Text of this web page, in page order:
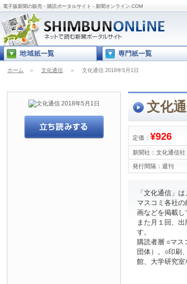
電子版新聞の販売・購読ポータルサイト - 新聞オンライン.COM
ホーム ＞ 文化通信 ＞ 文化通信 2018年5月1日
文化
定価： ¥926
新聞社： 文化通信社
発行間隔： 週刊
「文化通信」
マスコミ各社
画などを掲載し
また月１回、
す。
購読者層 ○マス
団体）。○印刷
館、大学研究室